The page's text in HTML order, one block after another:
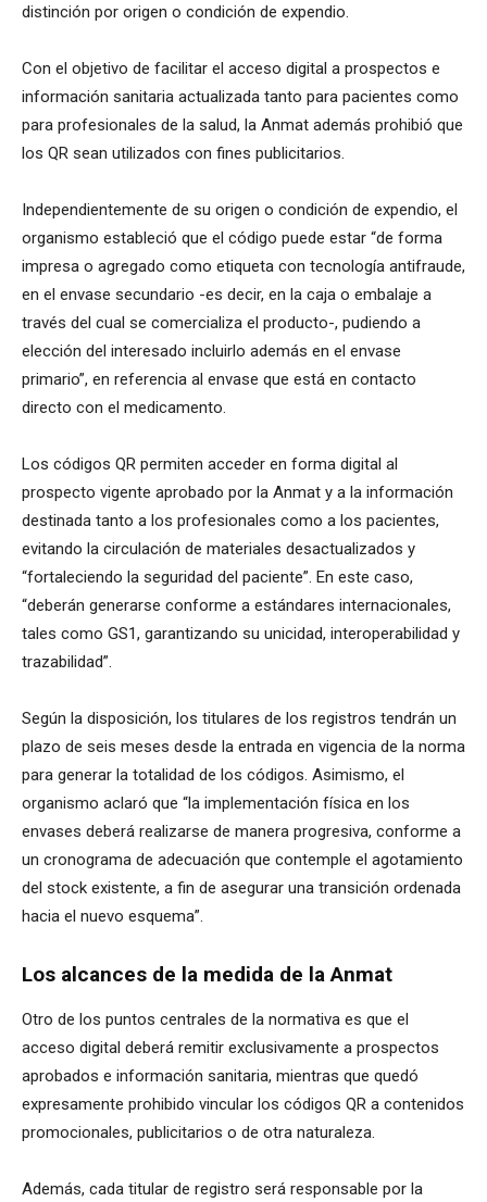
distinción por origen o condición de expendio.
Con el objetivo de facilitar el acceso digital a prospectos e
información sanitaria actualizada tanto para pacientes como
para profesionales de la salud, la Anmat además prohibió que
los QR sean utilizados con fines publicitarios.
Independientemente de su origen o condición de expendio, el
organismo estableció que el código puede estar “de forma
impresa o agregado como etiqueta con tecnología antifraude,
en el envase secundario -es decir, en la caja o embalaje a
través del cual se comercializa el producto-, pudiendo a
elección del interesado incluirlo además en el envase
primario”, en referencia al envase que está en contacto
directo con el medicamento.
Los códigos QR permiten acceder en forma digital al
prospecto vigente aprobado por la Anmat y a la información
destinada tanto a los profesionales como a los pacientes,
evitando la circulación de materiales desactualizados y
“fortaleciendo la seguridad del paciente”. En este caso,
“deberán generarse conforme a estándares internacionales,
tales como GS1, garantizando su unicidad, interoperabilidad y
trazabilidad”.
Según la disposición, los titulares de los registros tendrán un
plazo de seis meses desde la entrada en vigencia de la norma
para generar la totalidad de los códigos. Asimismo, el
organismo aclaró que “la implementación física en los
envases deberá realizarse de manera progresiva, conforme a
un cronograma de adecuación que contemple el agotamiento
del stock existente, a fin de asegurar una transición ordenada
hacia el nuevo esquema”.
Los alcances de la medida de la Anmat
Otro de los puntos centrales de la normativa es que el
acceso digital deberá remitir exclusivamente a prospectos
aprobados e información sanitaria, mientras que quedó
expresamente prohibido vincular los códigos QR a contenidos
promocionales, publicitarios o de otra naturaleza.
Además, cada titular de registro será responsable por la